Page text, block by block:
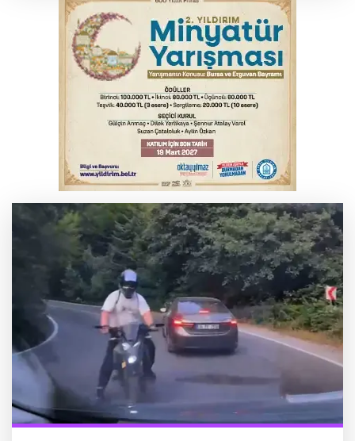
İnegöl'de orman yangını; Havadan ve
karadan müdahale başlatıldı
Bursa'da binlerce kişi meteor yağmuru
için bir araya geldi
Bursa'da korkutan kazada 4 yaralı